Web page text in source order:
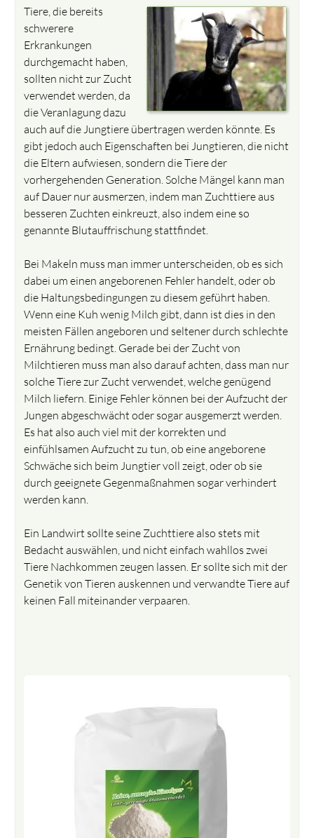
Tiere, die bereits
schwerere
Erkrankungen
durchgemacht haben,
sollten nicht zur Zucht
verwendet werden, da
die Veranlagung dazu
auch auf die Jungtiere übertragen werden könnte. Es
gibt jedoch auch Eigenschaften bei Jungtieren, die nicht
die Eltern aufwiesen, sondern die Tiere der
vorhergehenden Generation. Solche Mängel kann man
auf Dauer nur ausmerzen, indem man Zuchttiere aus
besseren Zuchten einkreuzt, also indem eine so
genannte Blutauffrischung stattfindet.
Bei Makeln muss man immer unterscheiden, ob es sich
dabei um einen angeborenen Fehler handelt, oder ob
die Haltungsbedingungen zu diesem geführt haben.
Wenn eine Kuh wenig Milch gibt, dann ist dies in den
meisten Fällen angeboren und seltener durch schlechte
Ernährung bedingt. Gerade bei der Zucht von
Milchtieren muss man also darauf achten, dass man nur
solche Tiere zur Zucht verwendet, welche genügend
Milch liefern. Einige Fehler können bei der Aufzucht der
Jungen abgeschwächt oder sogar ausgemerzt werden.
Es hat also auch viel mit der korrekten und
einfühlsamen Aufzucht zu tun, ob eine angeborene
Schwäche sich beim Jungtier voll zeigt, oder ob sie
durch geeignete Gegenmaßnahmen sogar verhindert
werden kann.
Ein Landwirt sollte seine Zuchttiere also stets mit
Bedacht auswählen, und nicht einfach wahllos zwei
Tiere Nachkommen zeugen lassen. Er sollte sich mit der
Genetik von Tieren auskennen und verwandte Tiere auf
keinen Fall miteinander verpaaren.